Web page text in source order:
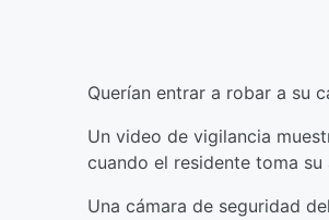
Querían entrar a robar a su
Un video de vigilancia
cuando el residente toma
Una cámara de seguridad